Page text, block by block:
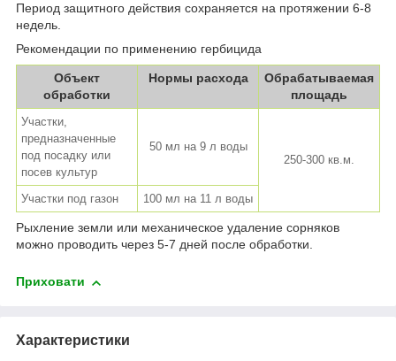
Период защитного действия сохраняется на протяжении 6-8
недель.
Рекомендации по применению гербицида
Объект
обработки
Нормы расхода
Обрабатываемая
площадь
Участки,
предназначенные
под посадку или
посев культур
50 мл на 9 л воды
250-300 кв.м.
Участки под газон 100 мл на 11 л воды
Рыхление земли или механическое удаление сорняков
можно проводить через 5-7 дней после обработки.
Приховати
Характеристики